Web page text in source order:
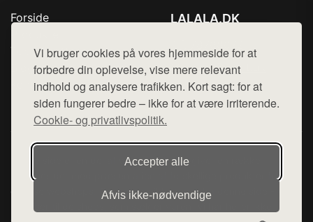
Vi bruger cookies på vores hjemmeside for at
forbedre din oplevelse, vise mere relevant
indhold og analysere trafikken. Kort sagt: for at
siden fungerer bedre – ikke for at være irriterende.
Cookie- og privatlivspolitik.
Accepter alle
Afvis ikke‑nødvendige
Forside
Top Rabatter
Blog
Kontakt
LALALA.DK
Mail: hej@want.dk
Cookie- og privatlivspolitik
Denne side er en del af want.dk, der udgiver en række
hjemmesider med præsentation af forskellige produkter fra
diverse webshops. Der sælges ikke varer fra denne side - vi